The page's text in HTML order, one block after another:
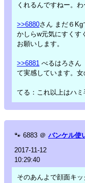
くれるんですねー。
>>6880さん まだ６
かしらw元気にすくす
お願いします。
>>6881 べるはろさん
て実感しています。女
てる：これ以上はハ
🐾 6883 ＠ バンケル使
2017-11-12
10:29:40
そのあんよで顔面キ